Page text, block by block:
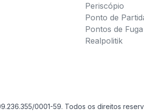
Periscópio
Ponto de
Pontos de Fuga
Realpolitik
0001-59. Todos os direitos